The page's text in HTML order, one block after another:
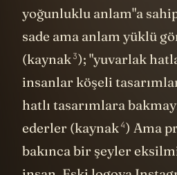
yoğunluklu anlam"a
sade ama anlam yüklü
(kaynak3); "yuvarlak
insanlar köşeli
hatlı tasarımlara
ederler (kaynak4) Ama
bakınca bir şeyler